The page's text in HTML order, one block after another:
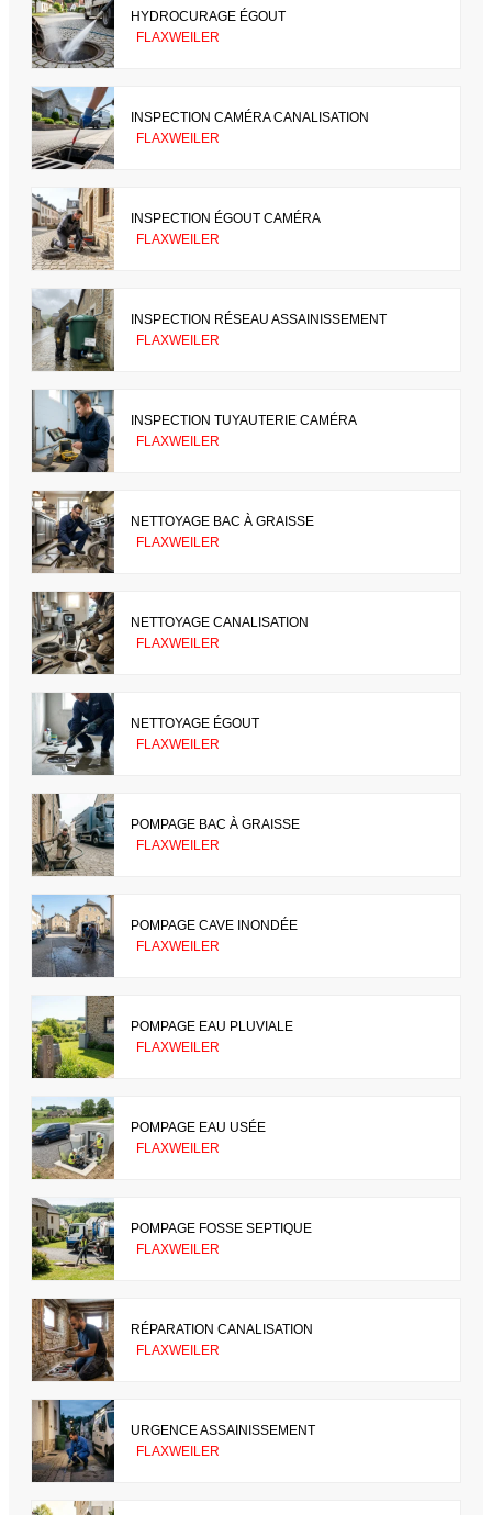
HYDROCURAGE ÉGOUT
FLAXWEILER
INSPECTION CAMÉRA CANALISATION
FLAXWEILER
INSPECTION ÉGOUT CAMÉRA
FLAXWEILER
INSPECTION RÉSEAU ASSAINISSEMENT
FLAXWEILER
INSPECTION TUYAUTERIE CAMÉRA
FLAXWEILER
NETTOYAGE BAC À GRAISSE
FLAXWEILER
NETTOYAGE CANALISATION
FLAXWEILER
NETTOYAGE ÉGOUT
FLAXWEILER
POMPAGE BAC À GRAISSE
FLAXWEILER
POMPAGE CAVE INONDÉE
FLAXWEILER
POMPAGE EAU PLUVIALE
FLAXWEILER
POMPAGE EAU USÉE
FLAXWEILER
POMPAGE FOSSE SEPTIQUE
FLAXWEILER
RÉPARATION CANALISATION
FLAXWEILER
URGENCE ASSAINISSEMENT
FLAXWEILER